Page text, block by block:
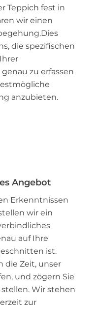
Teppich fest in
wir einen
die spezifischen
zu erfassen
anzubieten.
Angebot
Erkenntnissen
wir ein
auf Ihre
ist.
die Zeit, unser
und zögern Sie
Wir stehen
zur